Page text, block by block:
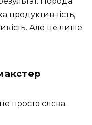
продуктивність,
Але це лише
просто слова.